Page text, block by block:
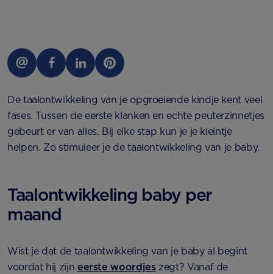
De taalontwikkeling van je opgroeiende kindje kent veel
fases. Tussen de eerste klanken en echte peuterzinnetjes
gebeurt er van alles. Bij elke stap kun je je kleintje
helpen. Zo stimuleer je de taalontwikkeling van je baby.
Taalontwikkeling baby per
maand
Wist je dat de taalontwikkeling van je baby al begint
voordat hij zijn eerste woordjeszegt? Vanaf de